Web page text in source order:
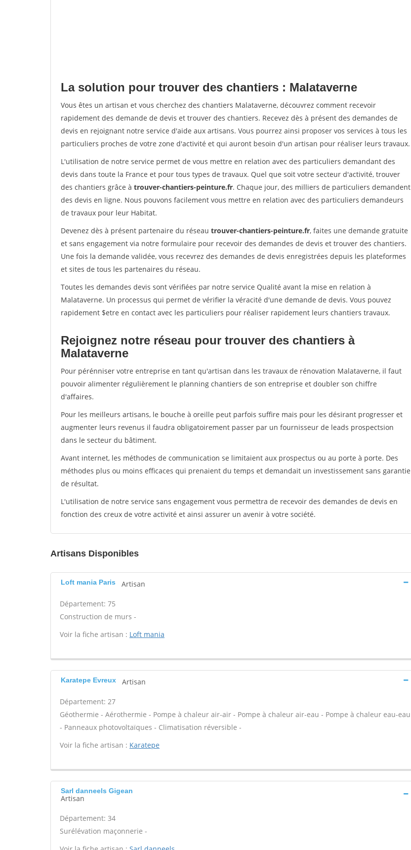
La solution pour trouver des chantiers : Malataverne
Vous êtes un artisan et vous cherchez des chantiers Malataverne, découvrez comment recevoir
rapidement des demande de devis et trouver des chantiers. Recevez dès à présent des demandes de
devis en rejoignant notre service d'aide aux artisans. Vous pourrez ainsi proposer vos services à tous les
particuliers proches de votre zone d'activité et qui auront besoin d'un artisan pour réaliser leurs travaux.
L'utilisation de notre service permet de vous mettre en relation avec des particuliers demandant des
devis dans toute la France et pour tous types de travaux. Quel que soit votre secteur d'activité, trouver
des chantiers grâce à trouver-chantiers-peinture.fr. Chaque jour, des milliers de particuliers demandent
des devis en ligne. Nous pouvons facilement vous mettre en relation avec des particuliers demandeurs
de travaux pour leur Habitat.
Devenez dès à présent partenaire du réseau trouver-chantiers-peinture.fr, faites une demande gratuite
et sans engagement via notre formulaire pour recevoir des demandes de devis et trouver des chantiers.
Une fois la demande validée, vous recevrez des demandes de devis enregistrées depuis les plateformes
et sites de tous les partenaires du réseau.
Toutes les demandes devis sont vérifiées par notre service Qualité avant la mise en relation à
Malataverne. Un processus qui permet de vérifier la véracité d'une demande de devis. Vous pouvez
rapidement $etre en contact avec les particuliers pour réaliser rapidement leurs chantiers travaux.
Rejoignez notre réseau pour trouver des chantiers à
Malataverne
Pour pérénniser votre entreprise en tant qu'artisan dans les travaux de rénovation Malataverne, il faut
pouvoir alimenter régulièrement le planning chantiers de son entreprise et doubler son chiffre
d'affaires.
Pour les meilleurs artisans, le bouche à oreille peut parfois suffire mais pour les désirant progresser et
augmenter leurs revenus il faudra obligatoirement passer par un fournisseur de leads prospectsion
dans le secteur du bâtiment.
Avant internet, les méthodes de communication se limitaient aux prospectus ou au porte à porte. Des
méthodes plus ou moins efficaces qui prenaient du temps et demandait un investissement sans garantie
de résultat.
L'utilisation de notre service sans engagement vous permettra de recevoir des demandes de devis en
fonction des creux de votre activité et ainsi assurer un avenir à votre société.
Artisans Disponibles
Loft mania Paris Artisan
Département: 75
Construction de murs -
Voir la fiche artisan : Loft mania
Karatepe Evreux Artisan
Département: 27
Géothermie - Aérothermie - Pompe à chaleur air-air - Pompe à chaleur air-eau - Pompe à chaleur eau-eau
- Panneaux photovoltaïques - Climatisation réversible -
Voir la fiche artisan : Karatepe
Sarl danneels Gigean
Artisan
Département: 34
Surélévation maçonnerie -